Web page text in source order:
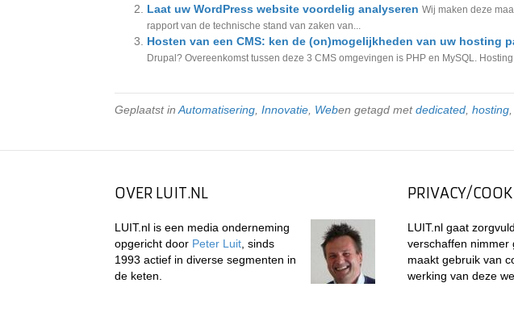
Laat uw WordPress website voordelig analyseren Wij maken deze
rapport van de technische stand van zaken van...
Hosten van een CMS: ken de (on)mogelijkheden van uw hosting
Drupal? Overeenkomst tussen deze 3 CMS omgevingen is PHP en MySQL. Hosting
Geplaatst in Automatisering Innovatie Weben getagd metdedicated hosting
OVER LUIT.NL
LUIT.nl is een media onderneming
opgericht door Peter Luit , sinds
1993 actief in diverse segmenten in
de keten.
PRIVACY/
LUIT.nl gaat
verschaffen nimmer
maakt gebruik van
werking van deze